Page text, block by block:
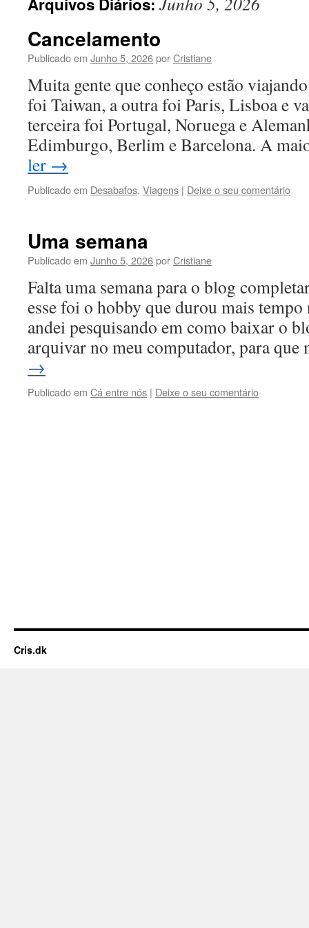
Cancelamento
Publicado em Junho 5, 2026porCristiane
Muita gente que conheço estão
foi Taiwan, a outra foi Paris, Lisboa e
terceira foi Portugal, Noruega e
Edimburgo, Berlim e Barcelona. A
ler →
Publicado em Desabafos, Viagens | Deixe o seu comentário
Uma semana
Publicado em Junho 5, 2026porCristiane
Falta uma semana para o blog
esse foi o hobby que durou mais
andei pesquisando em como baixar o
arquivar no meu computador, para
→
Publicado em Cá entre nós | Deixe o seu comentário
Cris.dk